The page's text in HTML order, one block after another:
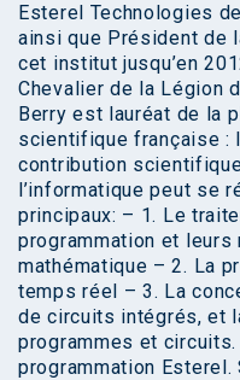
Esterel Technologies
ainsi que Président de
cet institut jusqu’en
Chevalier de la Légion
Berry est lauréat de la
scientifique française :
contribution
l’informatique peut se
principaux: – 1. Le
programmation et
mathématique – 2. La
temps réel – 3. La
de circuits intégrés, et
programmes et
programmation